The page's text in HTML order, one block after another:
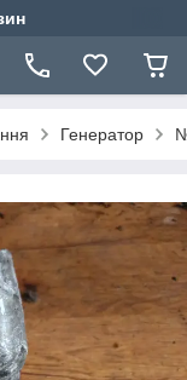
Генератор